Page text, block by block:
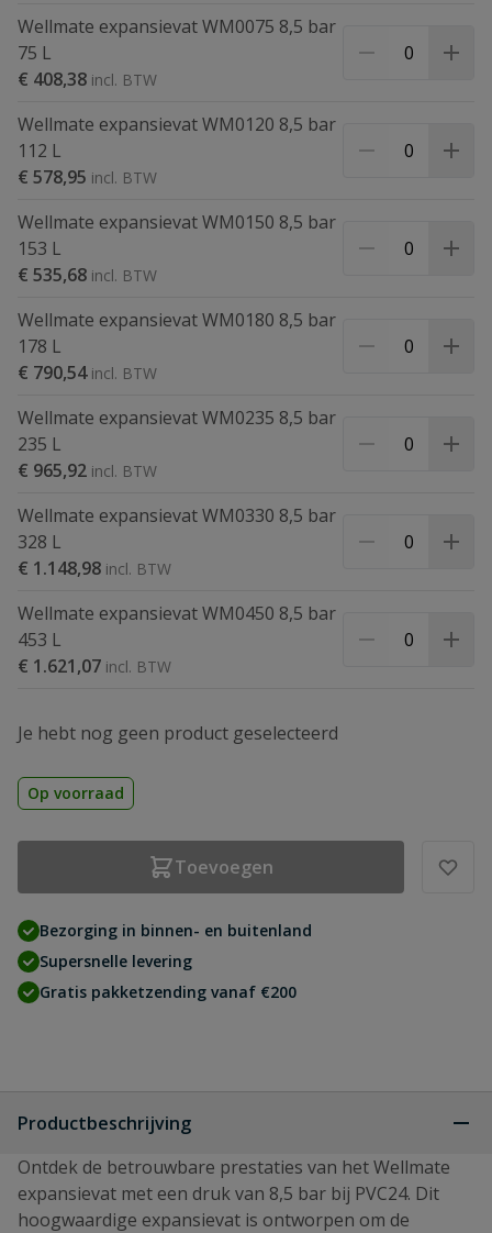
Wellmate expansievat WM0075 8,5 bar
75 L
€ 408,38
Wellmate expansievat WM0120 8,5 bar
112 L
€ 578,95
Wellmate expansievat WM0150 8,5 bar
153 L
€ 535,68
Wellmate expansievat WM0180 8,5 bar
178 L
€ 790,54
Wellmate expansievat WM0235 8,5 bar
235 L
€ 965,92
Wellmate expansievat WM0330 8,5 bar
328 L
€ 1.148,98
Wellmate expansievat WM0450 8,5 bar
453 L
€ 1.621,07
Je hebt nog geen product geselecteerd
Op voorraad
Toevoegen
Bezorging in binnen- en buitenland
Supersnelle levering
Gratis pakketzending vanaf €200
Productbeschrijving
Ontdek de betrouwbare prestaties van het Wellmate
expansievat met een druk van 8,5 bar bij PVC24. Dit
hoogwaardige expansievat is ontworpen om de